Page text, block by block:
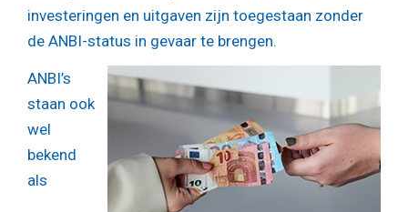
investeringen en uitgaven zijn toegestaan zonder
de ANBI-status in gevaar te brengen.
ANBI’s
staan ook
wel
bekend
als